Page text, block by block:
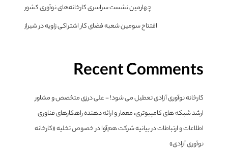
چهارمین نشست سراسری کارخانه‌های نوآوری کشور
افتتاح سومین شعبه فضای کار اشتراکی زاویه در شیراز
Recent Comments
کارخانه نوآوری آزادی تعطیل می شود! - علی درزی متخصص و مشاور
ارشد شبکه های کامپیوتری، معمار و ارائه دهنده راهکارهای فناوری
اطلاعات و ارتباطاتدربیانیه شرکت هم‌آوا در خصوص تخلیه «کارخانه
نوآوری آزادی»